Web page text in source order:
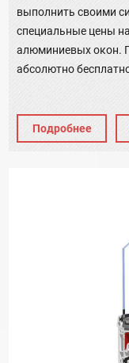
выполнить своими
специальные цены
алюминиевых окон.
абсолютно
Подробнее